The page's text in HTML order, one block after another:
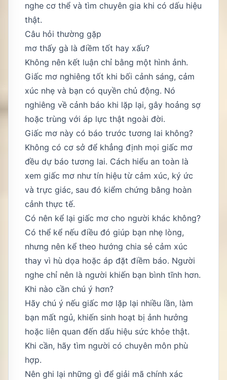
nghe cơ thể và tìm chuyên gia khi có dấu hiệu
thật.
Câu hỏi thường gặp
mơ thấy gà là điềm tốt hay xấu?
Không nên kết luận chỉ bằng một hình ảnh.
Giấc mơ nghiêng tốt khi bối cảnh sáng, cảm
xúc nhẹ và bạn có quyền chủ động. Nó
nghiêng về cảnh báo khi lặp lại, gây hoảng sợ
hoặc trùng với áp lực thật ngoài đời.
Giấc mơ này có báo trước tương lai không?
Không có cơ sở để khẳng định mọi giấc mơ
đều dự báo tương lai. Cách hiểu an toàn là
xem giấc mơ như tín hiệu từ cảm xúc, ký ức
và trực giác, sau đó kiểm chứng bằng hoàn
cảnh thực tế.
Có nên kể lại giấc mơ cho người khác không?
Có thể kể nếu điều đó giúp bạn nhẹ lòng,
nhưng nên kể theo hướng chia sẻ cảm xúc
thay vì hù dọa hoặc áp đặt điềm báo. Người
nghe chỉ nên là người khiến bạn bình tĩnh hơn.
Khi nào cần chú ý hơn?
Hãy chú ý nếu giấc mơ lặp lại nhiều lần, làm
bạn mất ngủ, khiến sinh hoạt bị ảnh hưởng
hoặc liên quan đến dấu hiệu sức khỏe thật.
Khi cần, hãy tìm người có chuyên môn phù
hợp.
Nên ghi lại những gì để giải mã chính xác